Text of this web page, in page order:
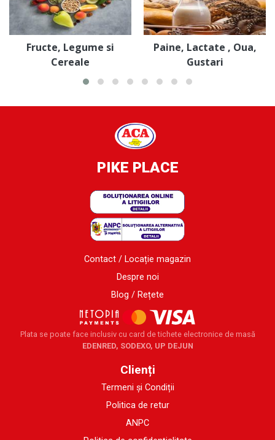
Fructe, Legume si
Cereale
Paine, Lactate , Oua,
Gustari
PIKE PLACE
Contact / Locație magazin
Despre noi
Blog / Rețete
Plata se poate face inclusiv cu card de tichete electronice de masă
EDENRED, SODEXO, UP DEJUN
Clienți
Termeni și Condiții
Politica de retur
ANPC